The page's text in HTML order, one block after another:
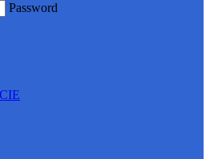
Password